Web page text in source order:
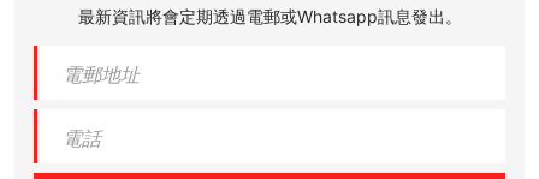
最新資訊將會定期透過電郵或Whatsapp訊息發出。